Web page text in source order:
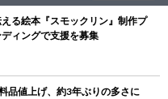
る絵本『スモックリン』制作プ
ィングで支援を募集
品値上げ、約3年ぶりの多さに